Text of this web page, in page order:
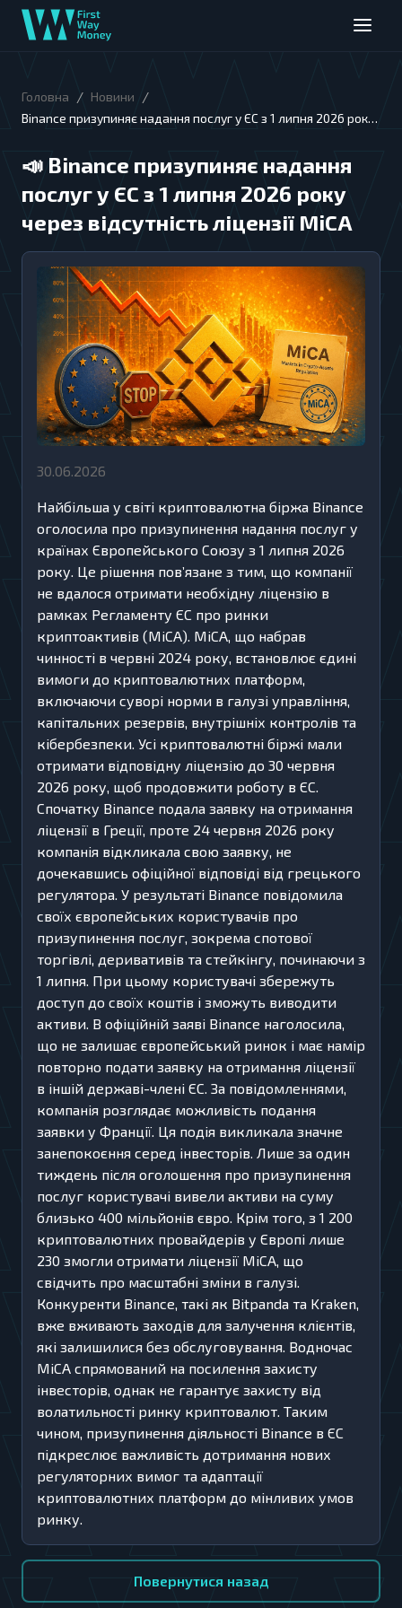
Головна / Новини /
Binance призупиняє надання послуг у ЄС з 1 липня 2026 року
📣 Binance призупиняє надання
послуг у ЄС з 1 липня 2026 року
через відсутність ліцензії MiCA
30.06.2026
Найбільша у світі криптовалютна біржа Binance
оголосила про призупинення надання послуг у
країнах Європейського Союзу з 1 липня 2026
року. Це рішення пов’язане з тим, що компанії
не вдалося отримати необхідну ліцензію в
рамках Регламенту ЄС про ринки
криптоактивів (MiCA). MiCA, що набрав
чинності в червні 2024 року, встановлює єдині
вимоги до криптовалютних платформ,
включаючи суворі норми в галузі управління,
капітальних резервів, внутрішніх контролів та
кібербезпеки. Усі криптовалютні біржі мали
отримати відповідну ліцензію до 30 червня
2026 року, щоб продовжити роботу в ЄС.
Спочатку Binance подала заявку на отримання
ліцензії в Греції, проте 24 червня 2026 року
компанія відкликала свою заявку, не
дочекавшись офіційної відповіді від грецького
регулятора. У результаті Binance повідомила
своїх європейських користувачів про
призупинення послуг, зокрема спотової
торгівлі, деривативів та стейкінгу, починаючи з
1 липня. При цьому користувачі збережуть
доступ до своїх коштів і зможуть виводити
активи. В офіційній заяві Binance наголосила,
що не залишає європейський ринок і має намір
повторно подати заявку на отримання ліцензії
в іншій державі-члені ЄС. За повідомленнями,
компанія розглядає можливість подання
заявки у Франції. Ця подія викликала значне
занепокоєння серед інвесторів. Лише за один
тиждень після оголошення про призупинення
послуг користувачі вивели активи на суму
близько 400 мільйонів євро. Крім того, з 1 200
криптовалютних провайдерів у Європі лише
230 змогли отримати ліцензії MiCA, що
свідчить про масштабні зміни в галузі.
Конкуренти Binance, такі як Bitpanda та Kraken,
вже вживають заходів для залучення клієнтів,
які залишилися без обслуговування. Водночас
MiCA спрямований на посилення захисту
інвесторів, однак не гарантує захисту від
волатильності ринку криптовалют. Таким
чином, призупинення діяльності Binance в ЄС
підкреслює важливість дотримання нових
регуляторних вимог та адаптації
криптовалютних платформ до мінливих умов
ринку.
Повернутися назад